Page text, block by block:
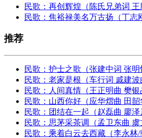
民歌：再创辉煌（陈氏兄弟词 王
民歌：焦裕禄美名万古扬（丁志
推荐
民歌：护士之歌（张建中词 张明
民歌：老家是根（车行词 戚建波
民歌：人间真情（王正明曲 樊银
民歌：山西你好（应华熠曲 田韶
民歌：团结在一起（赵磊曲 廖泽
民歌：思茅采茶调（孟卫东曲 虞
民歌：乘着白云去西藏（李永林